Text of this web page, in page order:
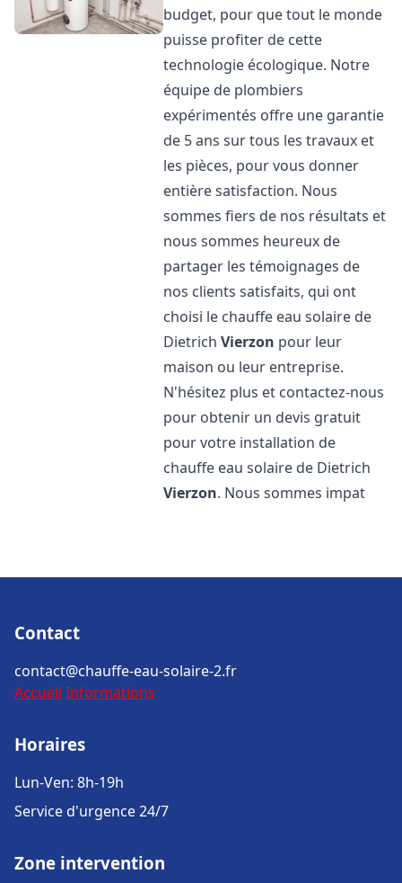
budget, pour que tout le monde
puisse profiter de cette
technologie écologique. Notre
équipe de plombiers
expérimentés offre une garantie
de 5 ans sur tous les travaux et
les pièces, pour vous donner
entière satisfaction. Nous
sommes fiers de nos résultats et
nous sommes heureux de
partager les témoignages de
nos clients satisfaits, qui ont
choisi le chauffe eau solaire de
DietrichVierzon pour leur
maison ou leur entreprise.
N'hésitez plus et contactez-nous
pour obtenir un devis gratuit
pour votre installation de
chauffe eau solaire de Dietrich
Vierzon. Nous sommes impat
Contact
contact@chauffe-eau-solaire-2.fr
Accueil Informations
Horaires
Lun-Ven: 8h-19h
Service d'urgence 24/7
Zone intervention